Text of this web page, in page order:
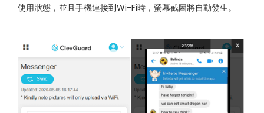
使用狀態，並且手機連接到Wi-Fi時，螢幕截圖將自動發生。